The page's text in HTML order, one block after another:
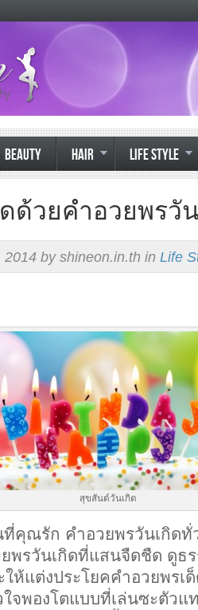
BEAUTY HAIR LIFE STYLE
ด้วยคําอวยพรวั
by shineon.in.th in Life
สุขสันต์วันเกิด
ที่คุณรัก คำอวยพรวันเกิดทั่
ยพรวันเกิดที่แสนจืดชืด ดูธ
ห้แต่งประโยคคำอวยพรเด็
จพองโตแบบที่เล่นซะตัวแ